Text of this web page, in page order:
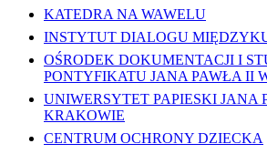
KATEDRA NA WAWELU
INSTYTUT DIALOGU
OŚRODEK DOKUMENTACJI I
PONTYFIKATU JANA PAWŁA II
UNIWERSYTET PAPIESKI JANA
KRAKOWIE
CENTRUM OCHRONY DZIECKA